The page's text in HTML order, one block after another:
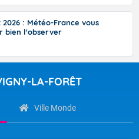
2026 : Météo-France vous
bien l'observer
LA-FORÊT
Ville Monde